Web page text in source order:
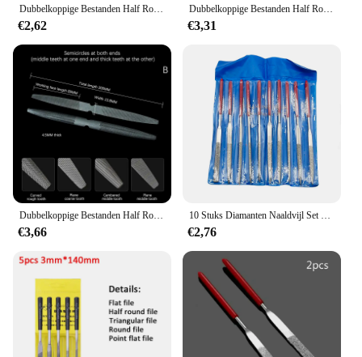
€2,62
Dubbelkoppige Bestanden Half Rond Vijlen Met De Hand Bestand Scherp Plat Bestand Vormgeven Polijsten Voor Het Maken Van Een Half-Ronde Wax Vormingsbestand
€3,31
€3,66 €2,76